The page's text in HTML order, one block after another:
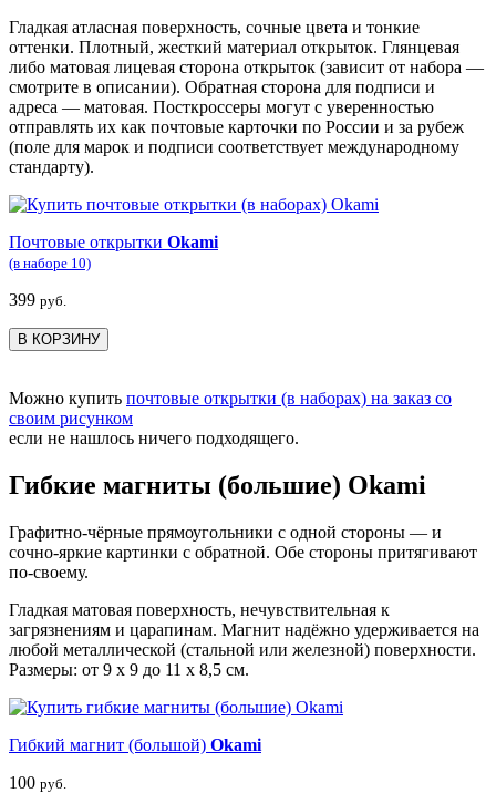
Гладкая атласная поверхность, сочные цвета и тонкие
оттенки. Плотный, жесткий материал открыток. Глянцевая
либо матовая лицевая сторона открыток (зависит от набора —
смотрите в описании). Обратная сторона для подписи и
адреса — матовая. Посткроссеры могут с уверенностью
отправлять их как почтовые карточки по России и за рубеж
(поле для марок и подписи соответствует международному
стандарту).
Почтовые открытки Okami
(в наборе 10)
399 руб.
В КОРЗИНУ
Можно купить почтовые открытки (в наборах) на заказ со
своим рисунком
если не нашлось ничего подходящего.
Гибкие магниты (большие) Okami
Графитно-чёрные прямоугольники с одной стороны — и
сочно-яркие картинки с обратной. Обе стороны притягивают
по-своему.
Гладкая матовая поверхность, нечувствительная к
загрязнениям и царапинам. Магнит надёжно удерживается на
любой металлической (стальной или железной) поверхности.
Размеры: от 9 х 9 до 11 х 8,5 см.
Гибкий магнит (большой) Okami
100 руб.